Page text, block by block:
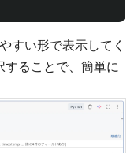
すい形で表示してく
ることで、簡単に